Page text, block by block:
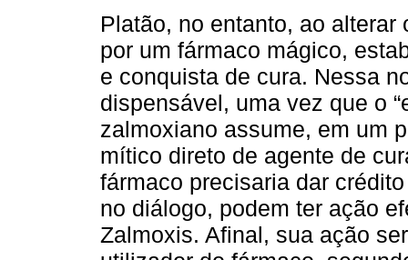
Platão, no entanto, ao
por um fármaco mágico,
e conquista de cura. Nessa
dispensável, uma vez que o
zalmoxiano assume, em um
mítico direto de agente de
fármaco precisaria dar
no diálogo, podem ter ação
Zalmoxis. Afinal, sua ação